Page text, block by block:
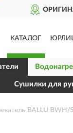
КАТАЛОГ
Сушилки для
BALLU BWH/